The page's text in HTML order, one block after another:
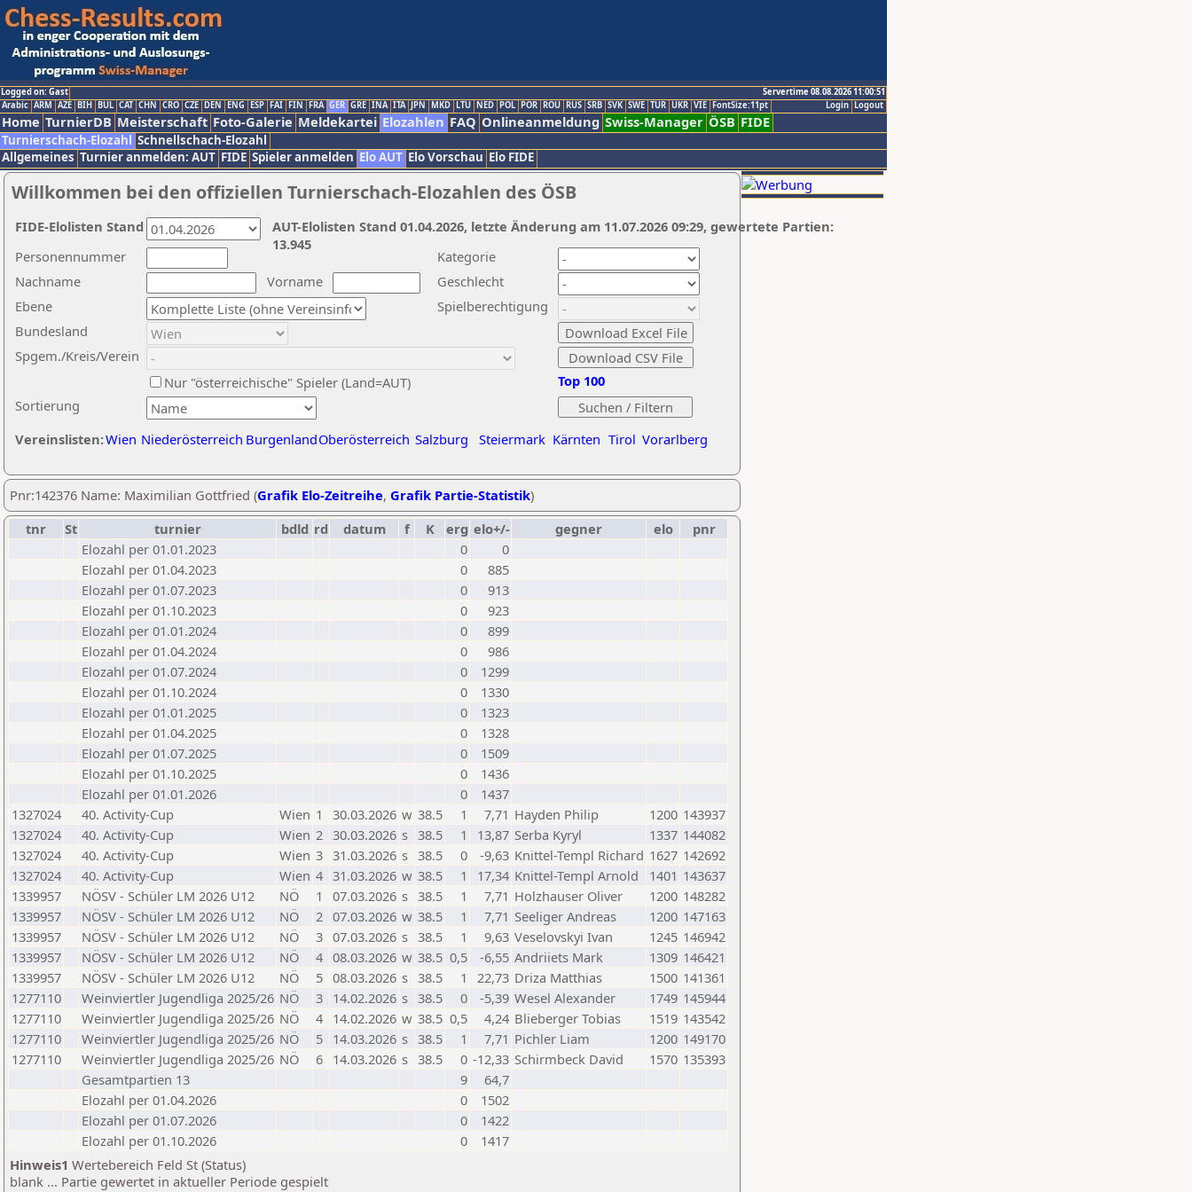
Logged on: Gast
Servertime 08.08.2026 11:00:51
Logout
Login
Arabic ARM AZE BIH BUL CAT CHN CRO CZE DEN ENG ESP FAI FIN FRA GER GRE INA ITA JPN MKD LTU NED POL POR ROU RUS SRB SVK SWE TUR UKR VIE FontSize:11pt
Home TurnierDB Meisterschaft Foto-Galerie Meldekartei Elozahlen FAQ Onlineanmeldung Swiss-Manager ÖSB FIDE
Turnierschach-Elozahl Schnellschach-Elozahl
Allgemeines Turnier anmelden: AUT FIDE Spieler anmelden Elo AUT Elo Vorschau Elo FIDE
Willkommen bei den offiziellen Turnierschach-Elozahlen des ÖSB
Nachname
Vorname
Ebene
Kategorie
Sortierung
Personennummer
Bundesland
Spgem./Kreis/Verein
Geschlecht
Nur "österreichische" Spieler (Land=AUT)
Spielberechtigung
Vereinslisten:Wien Niederösterreich BurgenlandOberösterreich Salzburg Steiermark Kärnten Tirol Vorarlberg
Top 100
AUT-Elolisten Stand 01.04.2026, letzte Änderung am 11.07.2026 09:29, gewertete Partien:
13.945
FIDE-Elolisten Stand
Pnr:142376 Name: Maximilian Gottfried (Grafik Elo-Zeitreihe, Grafik Partie-Statistik)
tnr
St turnier bdld rd datum f K erg elo+/- gegner elo
pnr
Elozahl per 01.01.2023
0
0
Elozahl per 01.04.2023
0
885
Elozahl per 01.07.2023
0
913
Elozahl per 01.10.2023
0
923
Elozahl per 01.01.2024
0
899
Elozahl per 01.04.2024
0
986
Elozahl per 01.07.2024
0
1299
Elozahl per 01.10.2024
0
1330
Elozahl per 01.01.2025
0
1323
Elozahl per 01.04.2025
0
1328
Elozahl per 01.07.2025
0
1509
Elozahl per 01.10.2025
0
1436
Elozahl per 01.01.2026
0
1437
1327024
40. Activity-Cup Wien 1 30.03.2026 w 38.5 1 7,71 Hayden Philip 1200 143937
1327024
40. Activity-Cup Wien 2 30.03.2026 s 38.5 1 13,87 Serba Kyryl 1337 144082
1327024
40. Activity-Cup Wien 3 31.03.2026 s 38.5 0 -9,63 Knittel-Templ Richard 1627 142692
1327024
40. Activity-Cup Wien 4 31.03.2026 w 38.5 1 17,34 Knittel-Templ Arnold 1401 143637
1339957
NÖSV - Schüler LM 2026 U12 NÖ 1 07.03.2026 s 38.5 1 7,71 Holzhauser Oliver 1200 148282
1339957
NÖSV - Schüler LM 2026 U12 NÖ 2 07.03.2026 w 38.5 1 7,71 Seeliger Andreas 1200 147163
1339957
NÖSV - Schüler LM 2026 U12 NÖ 3 07.03.2026 s 38.5 1 9,63 Veselovskyi Ivan 1245 146942
1339957
NÖSV - Schüler LM 2026 U12 NÖ 4 08.03.2026 w 38.5 0,5 -6,55 Andriiets Mark 1309 146421
1339957
NÖSV - Schüler LM 2026 U12 NÖ 5 08.03.2026 s 38.5 1 22,73 Driza Matthias 1500 141361
1277110
Weinviertler Jugendliga 2025/26 NÖ 3 14.02.2026 s 38.5 0 -5,39 Wesel Alexander 1749 145944
1277110
Weinviertler Jugendliga 2025/26 NÖ 4 14.02.2026 w 38.5 0,5 4,24 Blieberger Tobias 1519 143542
1277110
Weinviertler Jugendliga 2025/26 NÖ 5 14.03.2026 s 38.5 1 7,71 Pichler Liam 1200 149170
1277110
Weinviertler Jugendliga 2025/26 NÖ 6 14.03.2026 s 38.5 0 -12,33 Schirmbeck David 1570 135393
Gesamtpartien 13
9
64,7
Elozahl per 01.04.2026
0
1502
Elozahl per 01.07.2026
0
1422
Elozahl per 01.10.2026
0
1417
Hinweis1 Wertebereich Feld St (Status)
blank ... Partie gewertet in aktueller Periode gespielt